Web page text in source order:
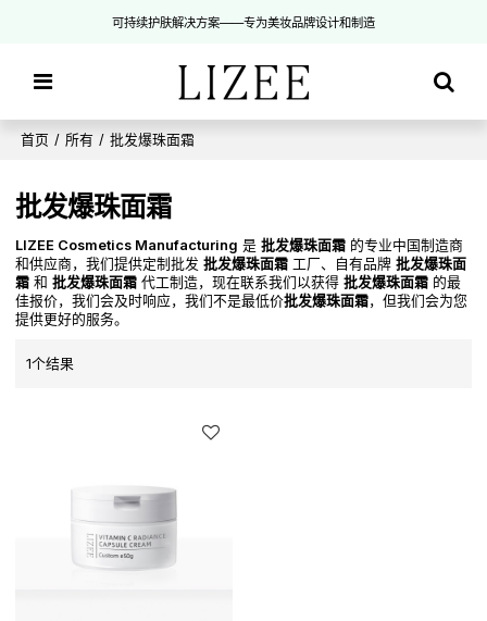
可持续护肤解决方案——专为美妆品牌设计和制造
首页 / 所有 / 批发爆珠面霜
批发爆珠面霜
LIZEE Cosmetics Manufacturing 是批发爆珠面霜 的专业中国制造商
和供应商，我们提供定制批发批发爆珠面霜 工厂、自有品牌批发爆珠面
霜 和批发爆珠面霜 代工制造，现在联系我们以获得批发爆珠面霜 的最
佳报价，我们会及时响应，我们不是最低价批发爆珠面霜，但我们会为您
提供更好的服务。
1个结果